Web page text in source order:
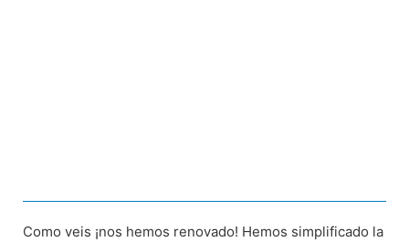
Como veis ¡nos hemos renovado! Hemos simplificado la